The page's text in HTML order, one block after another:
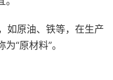
如原油、铁等，在生产
“原材料”。